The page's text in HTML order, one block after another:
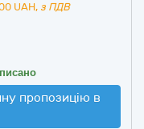
UAH, з ПДВ
пропозицію в